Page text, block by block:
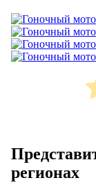
регионах